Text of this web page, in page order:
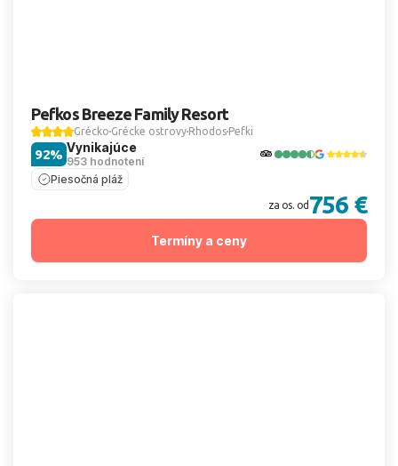
Pefkos Breeze Family Resort
Grécko Grécke ostrovy Rhodos Pefki
Vynikajúce
953 hodnotení
92%
Piesočná pláž
za os. od 756 €
Termíny a ceny